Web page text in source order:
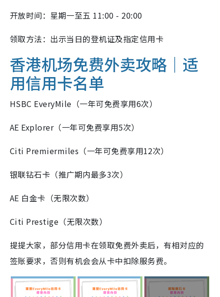
开放时间：星期一至五 11:00 - 20:00
领取方法：出示当日的登机证及指定信用卡
香港机场免费外卖攻略｜适
用信用卡名单
HSBC EveryMile（一年可免费享用6次）
AE Explorer（一年可免费享用5次）
Citi Premiermiles（一年可免费享用12次）
银联钻石卡（推广期内最多3次）
AE 白金卡（无限次数）
Citi Prestige（无限次数）
提提大家，部分信用卡在领取免费外卖后，有相对应的
签账要求，否则有机会会从卡中扣除服务费。